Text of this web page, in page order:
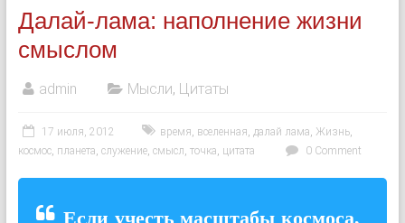
Далай-лама: наполнение жизни
смыслом
admin Мысли, Цитаты
17 июля, 2012 время, вселенная, далай лама, Жизнь,
космос, планета, служение, смысл, точка, цитата 0 Comment
Если учесть масштабы космоса,